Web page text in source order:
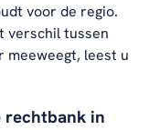
voor de regio.
verschil tussen
meeweegt, leest u
rechtbank in